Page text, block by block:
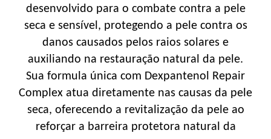
desenvolvido para o combate contra a pele
seca e sensível, protegendo a pele contra os
danos causados pelos raios solares e
auxiliando na restauração natural da pele.
Sua formula única com Dexpantenol Repair
Complex atua diretamente nas causas da pele
seca, oferecendo a revitalização da pele ao
reforçar a barreira protetora natural da